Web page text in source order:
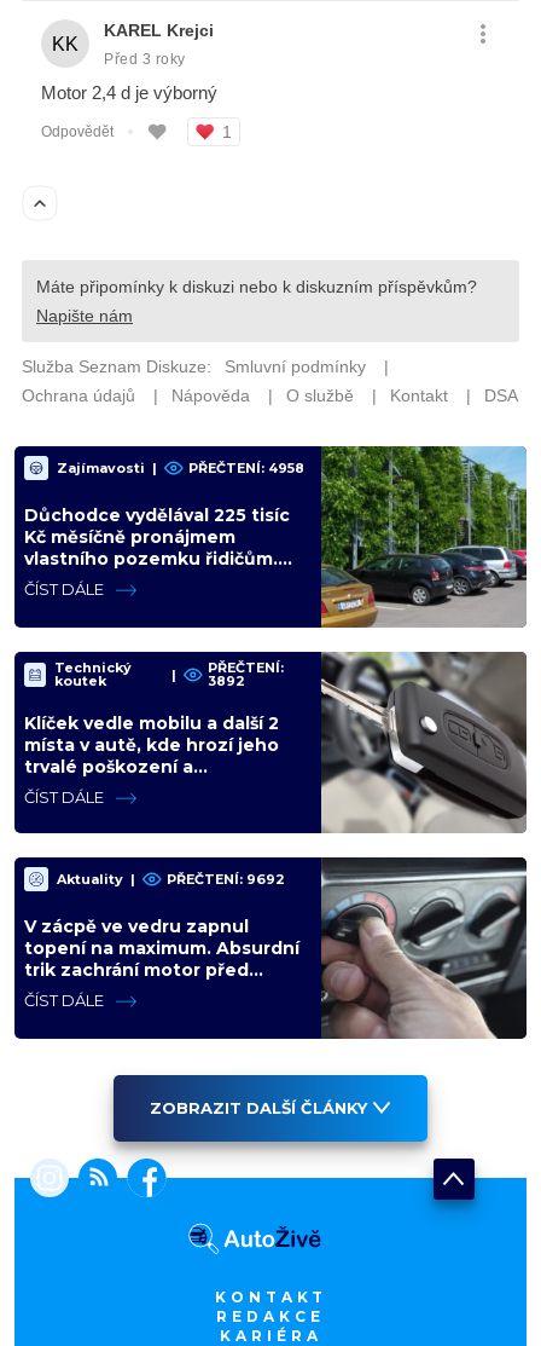
Zajímavosti | PŘEČTENÍ: 4958
Důchodce vydělával 225 tisíc
Kč měsíčně pronájmem
vlastního pozemku řidičům.
Teď ho kvůli tomu čeká soud
ČÍST DÁLE
Technický
koutek | PŘEČTENÍ:
3892
Klíček vedle mobilu a další 2
místa v autě, kde hrozí jeho
trvalé poškození a
znefunkčnění
ČÍST DÁLE
Aktuality | PŘEČTENÍ: 9692
V zácpě ve vedru zapnul
topení na maximum. Absurdní
trik zachrání motor před
opravou za desítky tisíc
ČÍST DÁLE
ZOBRAZIT DALŠÍ ČLÁNKY
KONTAKT
REDAKCE
KARIÉRA